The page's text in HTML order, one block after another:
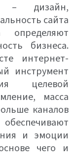
дизайн,
сайта
определяют
бизнеса.
интернет-
инструмент
целевой
масса
каналов
и эмоции
чего и